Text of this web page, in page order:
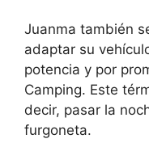
Juanma también
adaptar su
potencia y por
Camping. Este
decir, pasar la
furgoneta.